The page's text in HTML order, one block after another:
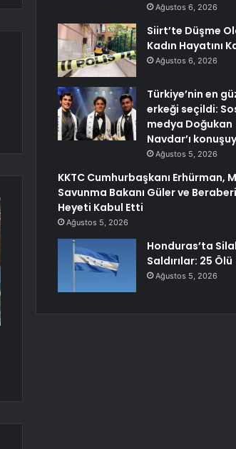
Ağustos 6, 2026
Siirt’te Düşme
Kadın Hayatını
Ağustos 6, 2026
Türkiye’nin en
erkeği seçildi:
medya Doğukan
Navdar’ı
Ağustos 5, 2026
KKTC Cumhurbaşkanı Erhürman,
Savunma Bakanı Güler ve
Heyeti Kabul Etti
Ağustos 5, 2026
Honduras’ta
Saldırılar: 25 Ölü
Ağustos 5, 2026